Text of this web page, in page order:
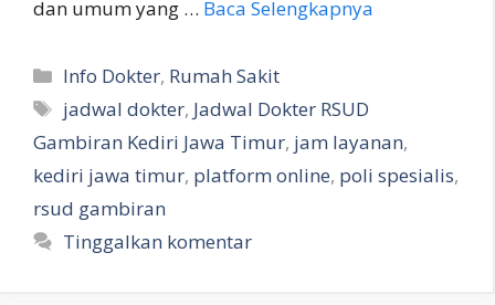
dan umum yang … Baca Selengkapnya
Kategori
Info Dokter, Rumah Sakit
Tag
jadwal dokter, Jadwal Dokter RSUD
Gambiran Kediri Jawa Timur, jam layanan,
kediri jawa timur, platform online, poli spesialis,
rsud gambiran
Tinggalkan komentar